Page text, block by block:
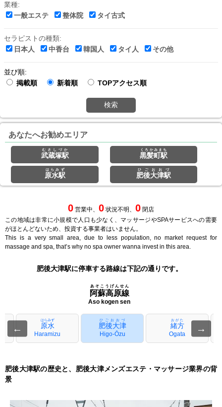
業種:
一般エステ
整体院 タイ古式
セラピストの種類:
日本人
中香台 韓国人 タイ人 その他
並び順:
掲載順
新着順 TOPアクセス順
検索
あなたへお勧めエリア
武蔵塚駅
むさしづか
黒髪町駅
くろかみまち
原水駅
はらみず
肥後大津駅
ひごおおづ
0 営業中、 0 状況不明、 0 閉店
この地域は非常に小規模で人口も少なく、マッサージやSPAサービスへの需要
がほとんどないため、投資する事業者はいません。
This is a very small area, due to less population, no market request for
massage and spa, that’s why no spa owner wanna invest in this area.
肥後大津駅に停車する路線は下記の通りです。
阿蘇高原線
あそこうげんせん
Aso kogen sen
← 原水
はらみず
Haramizu
肥後大津
ひごおおづ
Higo-Ōzu
緒方
おがた
Ogata
→
肥後大津駅の歴史と、肥後大津メンズエステ・マッサージ業界の背
景